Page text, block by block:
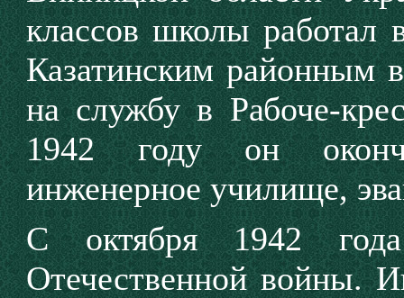
классов школы работал
Казатинским районным
на службу в Рабоче-
1942 году он
инженерное училище,
С октября 1942
Отечественной войны.